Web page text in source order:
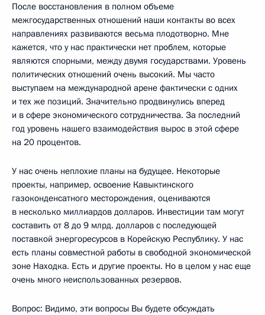
После восстановления в полном объеме
межгосударственных отношений наши контакты во всех
направлениях развиваются весьма плодотворно. Мне
кажется, что у нас практически нет проблем, которые
являются спорными, между двумя государствами. Уровень
политических отношений очень высокий. Мы часто
выступаем на международной арене фактически с одних
и тех же позиций. Значительно продвинулись вперед
и в сфере экономического сотрудничества. За последний
год уровень нашего взаимодействия вырос в этой сфере
на 20 процентов.
У нас очень неплохие планы на будущее. Некоторые
проекты, например, освоение Кавыктинского
газоконденсатного месторождения, оцениваются
в несколько миллиардов долларов. Инвестиции там могут
составить от 8 до 9 млрд. долларов с последующей
поставкой энергоресурсов в Корейскую Республику. У нас
есть планы совместной работы в свободной экономической
зоне Находка. Есть и другие проекты. Но в целом у нас еще
очень много неиспользованных резервов.
Вопрос: Видимо, эти вопросы Вы будете обсуждать